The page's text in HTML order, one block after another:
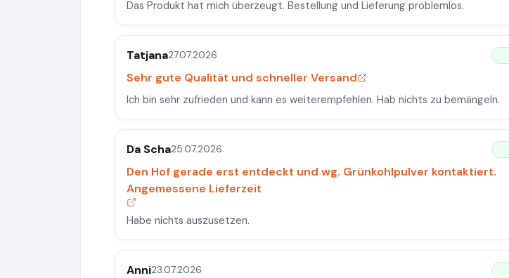
Das Produkt hat mich überzeugt. Bestellung und Lieferung problemlos.
Tatjana27.07.2026
Sehr gute Qualität und schneller Versand
Ich bin sehr zufrieden und kann es weiterempfehlen. Hab nichts zu bemängeln.
Da Scha25.07.2026
Den Hof gerade erst entdeckt und wg. Grünkohlpulver kontaktiert.
Angemessene Lieferzeit
Habe nichts auszusetzen.
Anni23.07.2026